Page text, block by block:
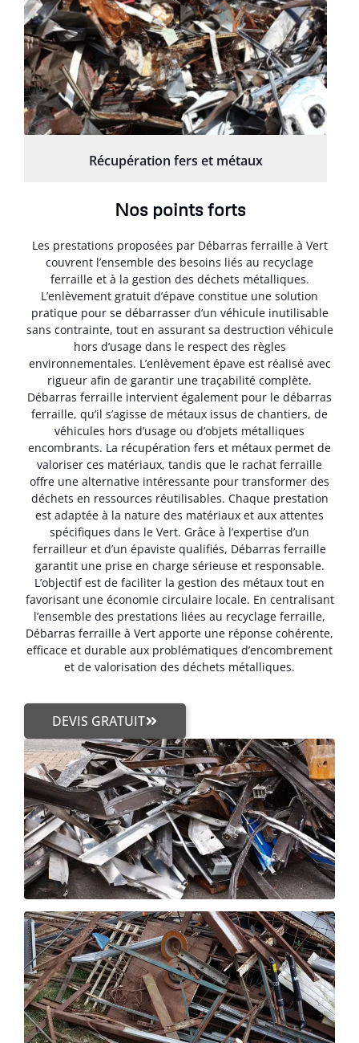
Récupération fers et métaux
Nos points forts
Les prestations proposées par Débarras ferraille à Vert
couvrent l’ensemble des besoins liés au recyclage
ferraille et à la gestion des déchets métalliques.
L’enlèvement gratuit d’épave constitue une solution
pratique pour se débarrasser d’un véhicule inutilisable
sans contrainte, tout en assurant sa destruction véhicule
hors d’usage dans le respect des règles
environnementales. L’enlèvement épave est réalisé avec
rigueur afin de garantir une traçabilité complète.
Débarras ferraille intervient également pour le débarras
ferraille, qu’il s’agisse de métaux issus de chantiers, de
véhicules hors d’usage ou d’objets métalliques
encombrants. La récupération fers et métaux permet de
valoriser ces matériaux, tandis que le rachat ferraille
offre une alternative intéressante pour transformer des
déchets en ressources réutilisables. Chaque prestation
est adaptée à la nature des matériaux et aux attentes
spécifiques dans le Vert. Grâce à l’expertise d’un
ferrailleur et d’un épaviste qualifiés, Débarras ferraille
garantit une prise en charge sérieuse et responsable.
L’objectif est de faciliter la gestion des métaux tout en
favorisant une économie circulaire locale. En centralisant
l’ensemble des prestations liées au recyclage ferraille,
Débarras ferraille à Vert apporte une réponse cohérente,
efficace et durable aux problématiques d’encombrement
et de valorisation des déchets métalliques.
DEVIS GRATUIT